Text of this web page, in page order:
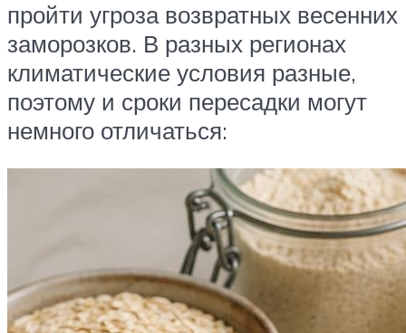
пройти угроза возвратных весенних
заморозков. В разных регионах
климатические условия разные,
поэтому и сроки пересадки могут
немного отличаться: